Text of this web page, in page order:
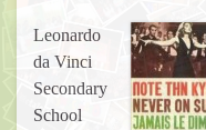
Leonardo
da Vinci
Secondary
School